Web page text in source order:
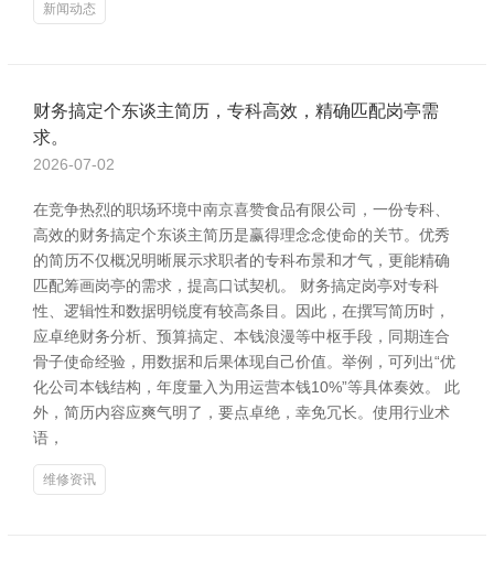
新闻动态
财务搞定个东谈主简历，专科高效，精确匹配岗亭需
求。
2026-07-02
在竞争热烈的职场环境中南京喜赞食品有限公司，一份专科、
高效的财务搞定个东谈主简历是赢得理念念使命的关节。优秀
的简历不仅概况明晰展示求职者的专科布景和才气，更能精确
匹配筹画岗亭的需求，提高口试契机。 财务搞定岗亭对专科
性、逻辑性和数据明锐度有较高条目。因此，在撰写简历时，
应卓绝财务分析、预算搞定、本钱浪漫等中枢手段，同期连合
骨子使命经验，用数据和后果体现自己价值。举例，可列出“优
化公司本钱结构，年度量入为用运营本钱10%”等具体奏效。 此
外，简历内容应爽气明了，要点卓绝，幸免冗长。使用行业术
语，
维修资讯